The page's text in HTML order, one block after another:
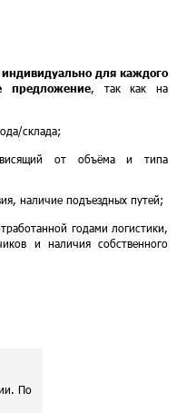
для каждого
предложение, так как на
склада;
от объёма и типа
наличие подъездных путей;
годами логистики,
и наличия собственного
По